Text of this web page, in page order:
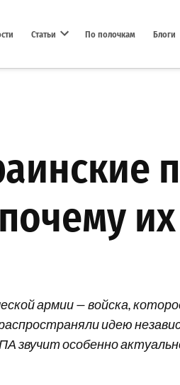
Статьи По полочкам Блоги
армии — войска,
идею
звучит особенно